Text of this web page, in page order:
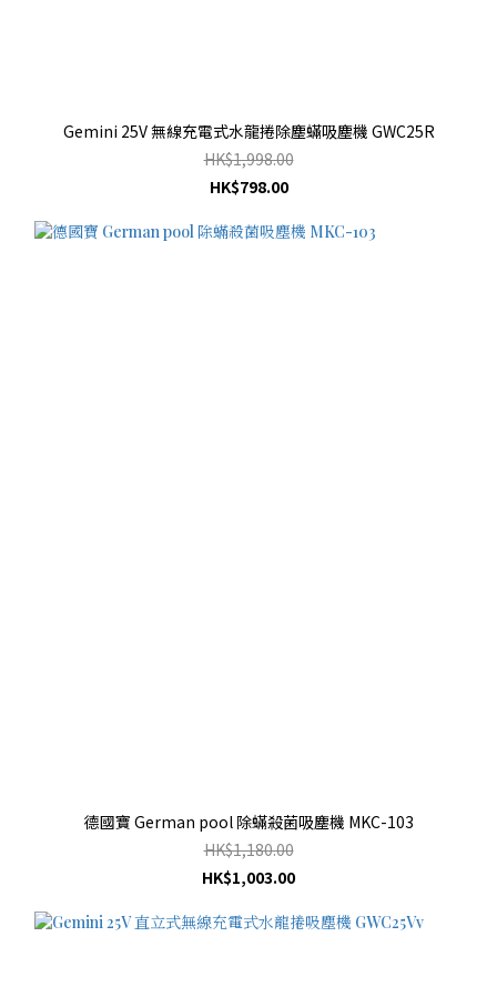
Gemini 25V 無線充電式水龍捲除塵蟎吸塵機 GWC25R
HK$1,998.00
HK$798.00
德國寶 German pool 除蟎殺菌吸塵機 MKC-103
HK$1,180.00
HK$1,003.00